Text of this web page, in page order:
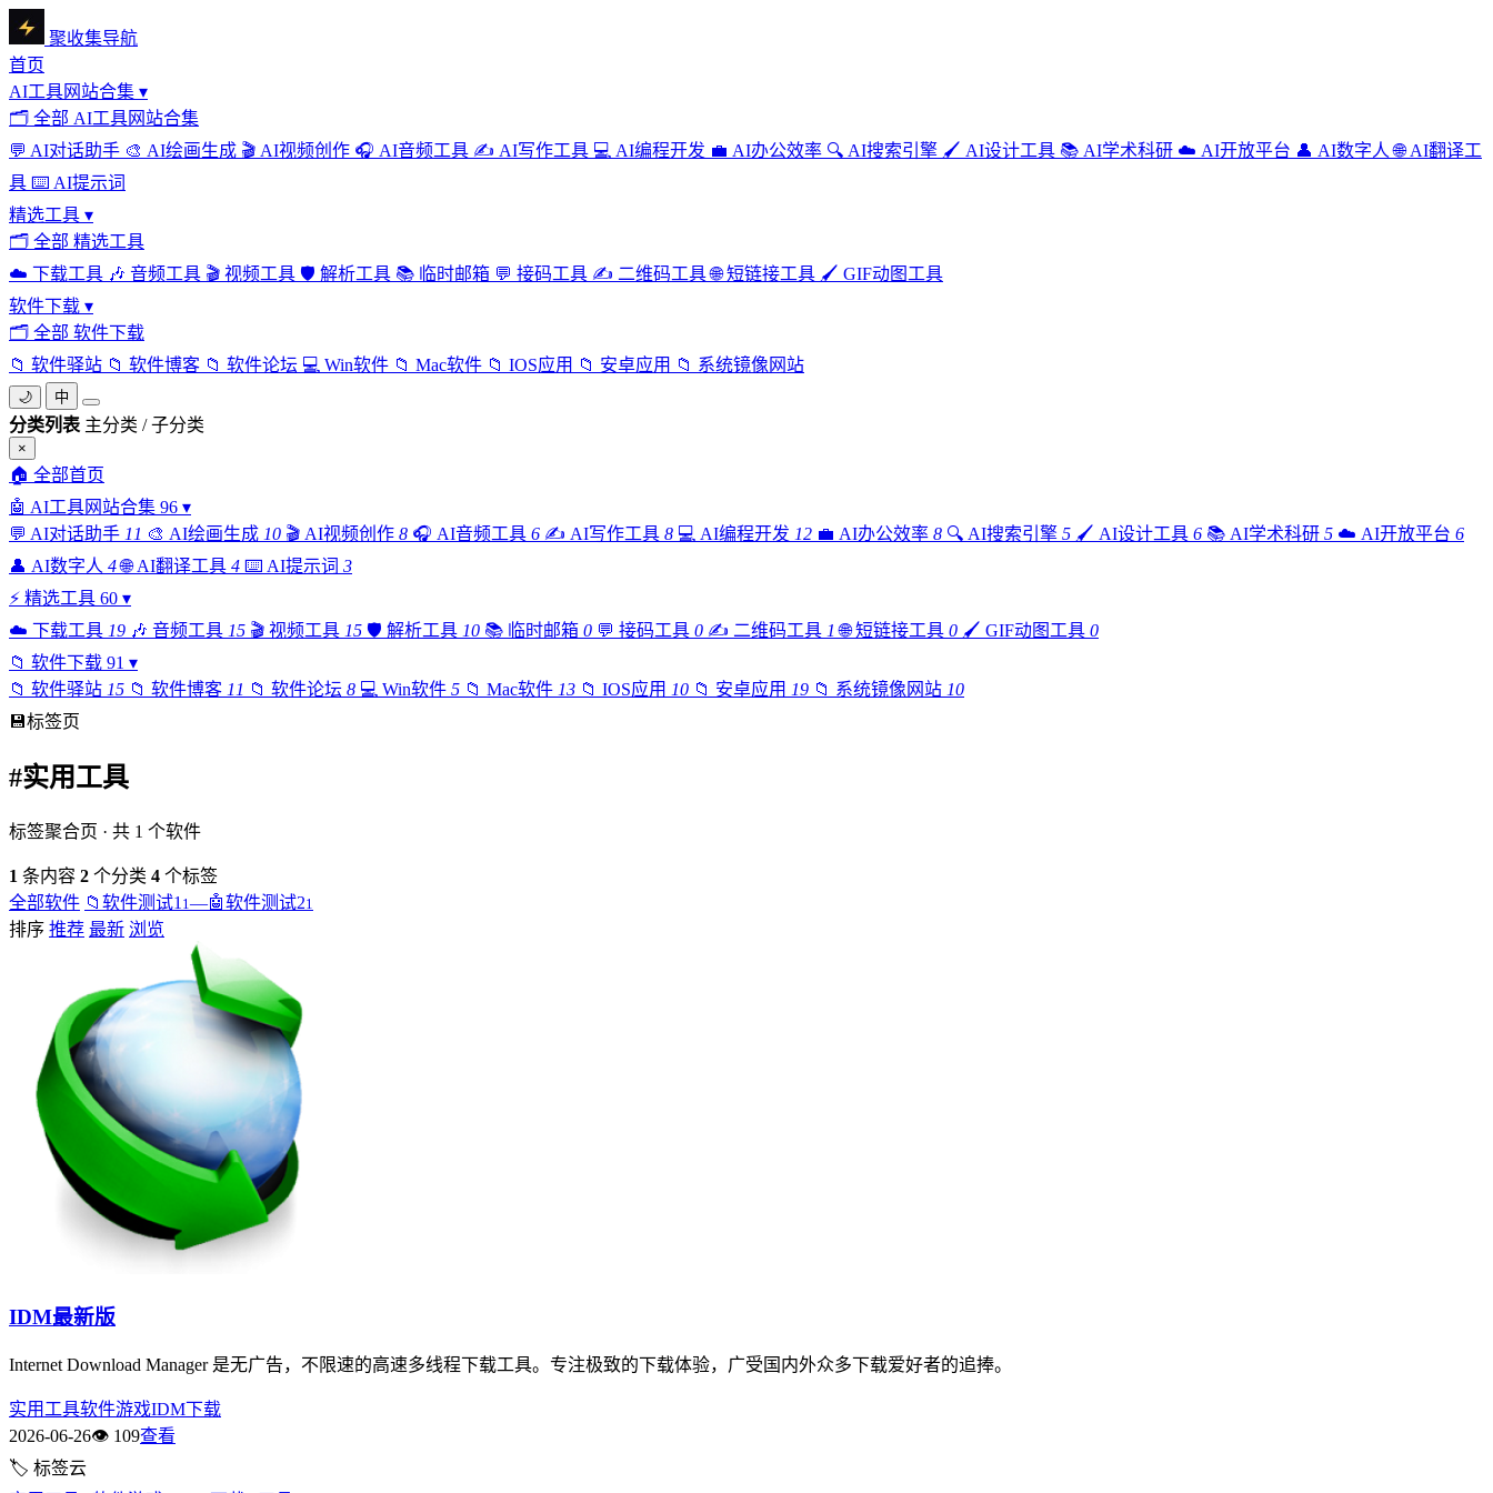
聚收集导航
首页
AI工具网站合集 ▾
🗂 全部 AI工具网站合集
💬 AI对话助手 🎨 AI绘画生成 🎬 AI视频创作 🎧 AI音频工具 ✍️ AI写作工具 💻 AI编程开发 💼 AI办公效率 🔍 AI搜索引擎 🖌️ AI设计工具 📚 AI学术科研 ☁️ AI开放平台 👤 AI数字人 🌐 AI翻译工
具 ⌨️ AI提示词
精选工具 ▾
🗂 全部 精选工具
☁️ 下载工具 🎶 音频工具 🎬 视频工具 🛡️ 解析工具 📚 临时邮箱 💬 接码工具 ✍️ 二维码工具 🌐 短链接工具 🖌️ GIF动图工具
软件下载 ▾
🗂 全部 软件下载
📁 软件驿站 📁 软件博客 📁 软件论坛 💻 Win软件 📁 Mac软件 📁 IOS应用 📁 安卓应用 📁 系统镜像网站
🌙 中
分类列表 主分类 / 子分类
×
🏠 全部首页
🤖 AI工具网站合集 96 ▾
💬 AI对话助手 11 🎨 AI绘画生成 10 🎬 AI视频创作 8 🎧 AI音频工具 6 ✍️ AI写作工具 8 💻 AI编程开发 12 💼 AI办公效率 8 🔍 AI搜索引擎 5 🖌️ AI设计工具 6 📚 AI学术科研 5 ☁️ AI开放平台 6
👤 AI数字人 4 🌐 AI翻译工具 4 ⌨️ AI提示词 3
⚡ 精选工具 60 ▾
☁️ 下载工具 19 🎶 音频工具 15 🎬 视频工具 15 🛡️ 解析工具 10 📚 临时邮箱 0 💬 接码工具 0 ✍️ 二维码工具 1 🌐 短链接工具 0 🖌️ GIF动图工具 0
📁 软件下载 91 ▾
📁 软件驿站 15 📁 软件博客 11 📁 软件论坛 8 💻 Win软件 5 📁 Mac软件 13 📁 IOS应用 10 📁 安卓应用 19 📁 系统镜像网站 10
💾标签页
#实用工具
标签聚合页 · 共 1 个软件
1 条内容 2 个分类 4 个标签
全部软件 📁 软件测试1 1 —🤖软件测试21
排序 推荐 最新 浏览
IDM最新版
Internet Download Manager 是无广告，不限速的高速多线程下载工具。专注极致的下载体验，广受国内外众多下载爱好者的追捧。
实用工具软件游戏IDM下载
2026-06-26👁 109查看
🏷 标签云